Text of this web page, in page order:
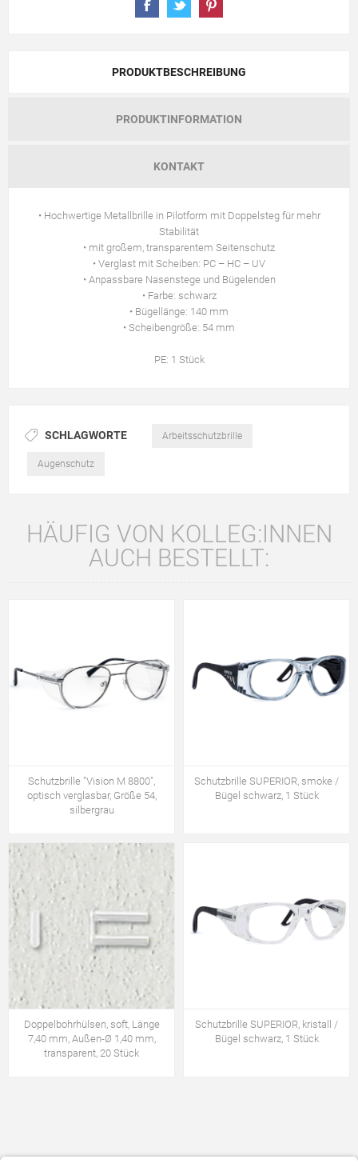
PRODUKTBESCHREIBUNG
PRODUKTINFORMATION
KONTAKT
• Hochwertige Metallbrille in Pilotform mit Doppelsteg für mehr
Stabilität
• mit großem, transparentem Seitenschutz
• Verglast mit Scheiben: PC – HC – UV
• Anpassbare Nasenstege und Bügelenden
• Farbe: schwarz
• Bügellänge: 140 mm
• Scheibengröße: 54 mm
PE: 1 Stück
SCHLAGWORTE Arbeitsschutzbrille
Augenschutz
HÄUFIG VON KOLLEG:INNEN
AUCH BESTELLT:
Schutzbrille "Vision M 8800",
optisch verglasbar, Größe 54,
silbergrau
Schutzbrille SUPERIOR, smoke /
Bügel schwarz, 1 Stück
Doppelbohrhülsen, soft, Länge
7,40 mm, Außen-Ø 1,40 mm,
transparent, 20 Stück
Schutzbrille SUPERIOR, kristall /
Bügel schwarz, 1 Stück